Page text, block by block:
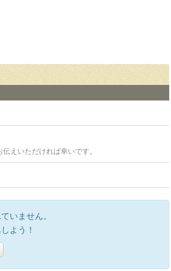
えいただければ幸いです。
いません。
よう！